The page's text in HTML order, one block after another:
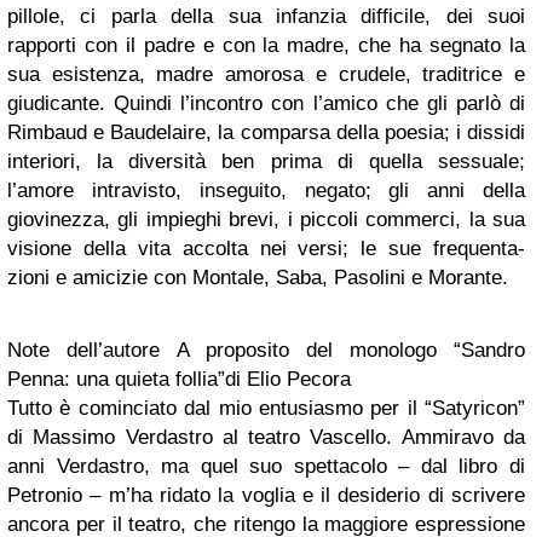
pillole, ci parla della sua infanzia difficile, dei suoi
rapporti con il padre e con la madre, che ha segnato la
sua esistenza, madre amorosa e crudele, traditrice e
giudicante. Quindi l’incontro con l’amico che gli parlò di
Rimbaud e Baudelaire, la comparsa della poesia; i dissidi
interiori, la diversità ben prima di quella sessuale;
l’amore intravisto, inseguito, negato; gli anni della
giovinezza, gli impieghi brevi, i piccoli commerci, la sua
visione della vita accolta nei versi; le sue frequenta-
zioni e amicizie con Montale, Saba, Pasolini e Morante.
Note dell’autore A proposito del monologo “Sandro
Penna: una quieta follia”di Elio Pecora
Tutto è cominciato dal mio entusiasmo per il “Satyricon”
di Massimo Verdastro al teatro Vascello. Ammiravo da
anni Verdastro, ma quel suo spettacolo – dal libro di
Petronio – m’ha ridato la voglia e il desiderio di scrivere
ancora per il teatro, che ritengo la maggiore espressione